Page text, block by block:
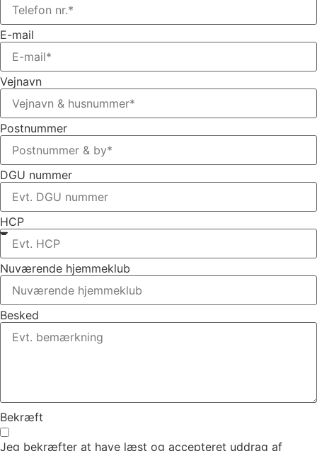
E-mail
Vejnavn
Postnummer
DGU nummer
HCP
Nuværende hjemmeklub
Besked
Bekræft
Jeg bekræfter at have læst og accepteret uddrag af